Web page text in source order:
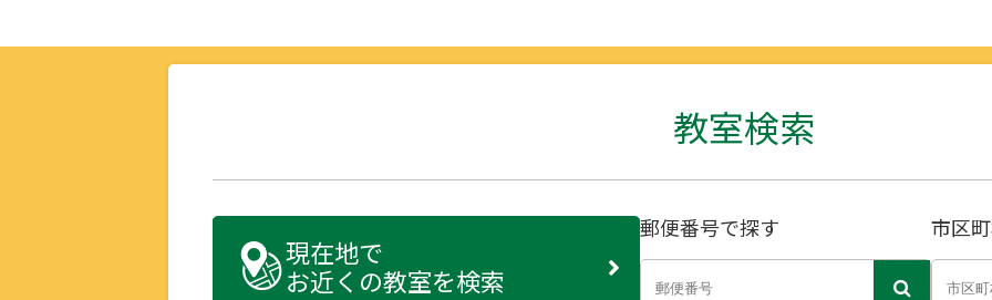
教室検索
現在地で
お近くの教室を検索
郵便番号で探す 市区